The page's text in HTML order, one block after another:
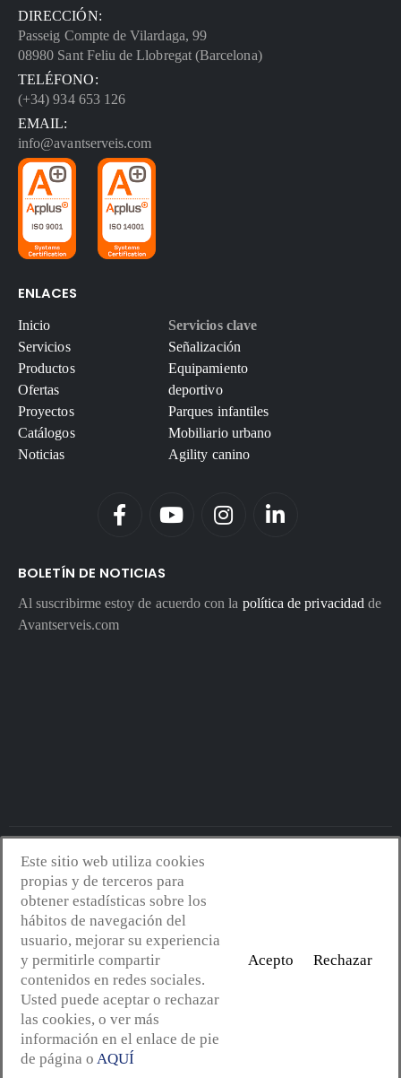
DIRECCIÓN:
Passeig Compte de Vilardaga, 99
08980 Sant Feliu de Llobregat (Barcelona)
TELÉFONO:
(+34) 934 653 126
EMAIL:
info@avantserveis.com
ENLACES
Inicio
Servicios
Productos
Ofertas
Proyectos
Catálogos
Noticias
Servicios clave
Señalización
Equipamiento
deportivo
Parques infantiles
Mobiliario urbano
Agility canino
BOLETÍN DE NOTICIAS
Al suscribirme estoy de acuerdo con la política de privacidad de
Avantserveis.com
Avantserveis.com -Aviso legal - GDPR
Política de cookies-Política de calidad y medio ambiente
web:Mejorconweb
Este sitio web utiliza cookies
propias y de terceros para
obtener estadísticas sobre los
hábitos de navegación del
usuario, mejorar su experiencia
y permitirle compartir
contenidos en redes sociales.
Usted puede aceptar o rechazar
las cookies, o ver más
información en el enlace de pie
de página o AQUÍ
Acepto Rechazar